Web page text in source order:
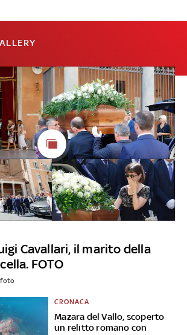
Cavallari, il marito della
FOTO
foto
Mazara del Vallo, scoperto
un relitto romano con
CRONACA